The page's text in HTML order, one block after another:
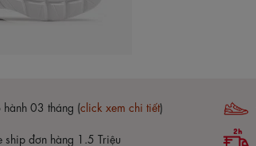
hành 03 tháng (click xem chi tiết)
ship đơn hàng 1.5 Triệu